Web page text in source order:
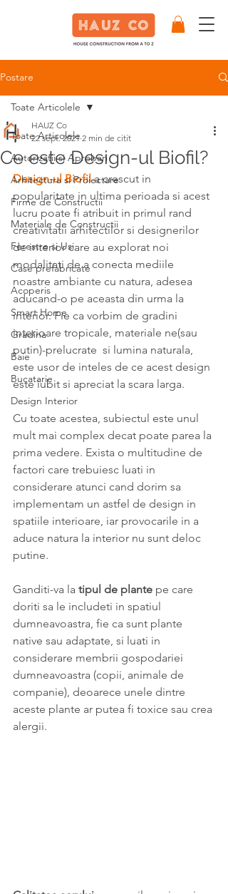
Postare
Toate Articolele
Autorizatii si Aprobari
Arhitectura si Proiectare
Firme de Constructii
Materiale de Constructii
Ferestre si Usi
Case prefabricate
Acoperis
Smart Home
Gradina
Baie
Bucatarie
Design Interior
Toate Articolele
Ce este Design-ul Biofil?
HAUZ Co
22 sept. 2021 2 min de citit
Design-ul Biofil a crescut in
popularitate in ultima perioada si acest
lucru poate fi atribuit in primul rand
creativitatii arhitectilor si designerilor
de interior care au explorat noi
modalitati de a conecta mediile
noastre ambiante cu natura, adesea
aducand-o pe aceasta din urma la
interior. Fie ca vorbim de gradini
interioare tropicale, materiale ne(sau
putin)-prelucrate  si lumina naturala,
este usor de inteles de ce acest design
este iubit si apreciat la scara larga.
Cu toate acestea, subiectul este unul
mult mai complex decat poate parea la
prima vedere. Exista o multitudine de
factori care trebuiesc luati in
considerare atunci cand dorim sa
implementam un astfel de design in
spatiile interioare, iar provocarile in a
aduce natura la interior nu sunt deloc
putine.
Ganditi-va la tipul de plante pe care
doriti sa le includeti in spatiul
dumneavoastra, fie ca sunt plante
native sau adaptate, si luati in
considerare membrii gospodariei
dumneavoastra (copii, animale de
companie), deoarece unele dintre
aceste plante ar putea fi toxice sau crea
alergii.